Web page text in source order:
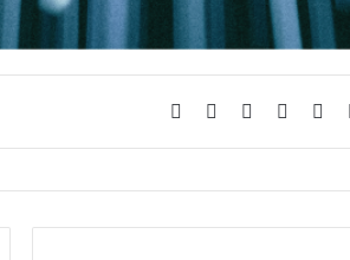
تسجيل
انستقرام يوتيوب تويترفيسبوك
جديدة لمتانة الاستخدام